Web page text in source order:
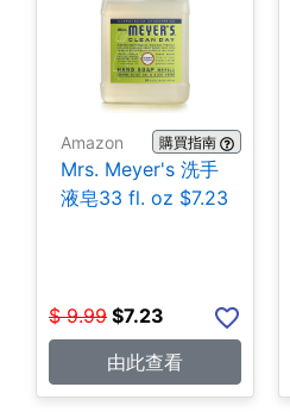
Amazon 購買指南
Mrs. Meyer's 洗手
液皂33 fl. oz $7.23
$ 9.99 $7.23
由此查看